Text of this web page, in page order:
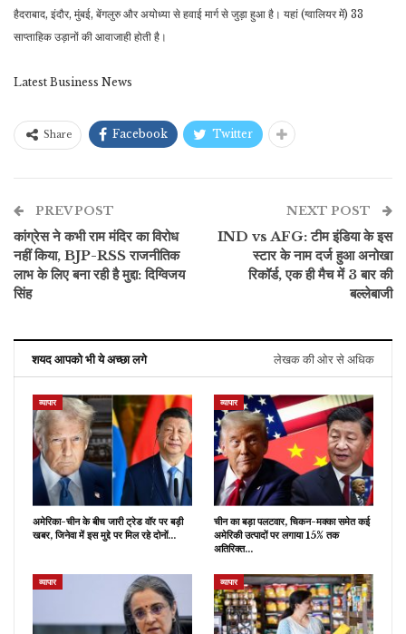
हैदराबाद, इंदौर, मुंबई, बेंगलुरु और अयोध्या से हवाई मार्ग से जुड़ा हुआ है। यहां (ग्वालियर में) 33
साप्ताहिक उड़ानों की आवाजाही होती है।
Latest Business News
Share Facebook Twitter
PREV POST
कांग्रेस ने कभी राम मंदिर का विरोध
नहीं किया, BJP-RSS राजनीतिक
लाभ के लिए बना रही है मुद्दा: दिग्विजय
सिंह
NEXT POST
IND vs AFG: टीम इंडिया के इस
स्टार के नाम दर्ज हुआ अनोखा
रिकॉर्ड, एक ही मैच में 3 बार की
बल्लेबाजी
शयद आपको भी ये अच्छा लगे लेखक की ओर से अधिक
व्यापार
अमेरिका-चीन के बीच जारी ट्रेड वॉर पर बड़ी
खबर, जिनेवा में इस मुद्दे पर मिल रहे दोनों…
व्यापार
चीन का बड़ा पलटवार, चिकन-मक्का समेत कई
अमेरिकी उत्पादों पर लगाया 15% तक
अतिरिक्त…
व्यापार व्यापार